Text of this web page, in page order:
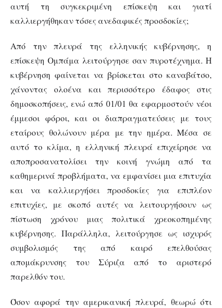
αυτή τη συγκεκριμένη επίσκεψη και γιατί
καλλιεργήθηκαν τόσες ανεδαφικές προσδοκίες;
Από την πλευρά της ελληνικής κυβέρνησης, η
επίσκεψη Ομπάμα λειτούργησε σαν πυροτέχνημα. Η
κυβέρνηση φαίνεται να βρίσκεται στο καναβάτσο,
χάνοντας ολοένα και περισσότερο έδαφος στις
δημοσκοπήσεις, ενώ από 01/01 θα εφαρμοστούν νέοι
έμμεσοι φόροι, και οι διαπραγματεύσεις με τους
εταίρους θολώνουν μέρα με την ημέρα. Μέσα σε
αυτό το κλίμα, η ελληνική πλευρά επιχείρησε να
αποπροσανατολίσει την κοινή γνώμη από τα
καθημερινά προβλήματα, να εμφανίσει μια επιτυχία
και να καλλιεργήσει προσδοκίες για επιπλέον
επιτυχίες, με σκοπό αυτές να λειτουργήσουν ως
πίστωση χρόνου μιας πολιτικά χρεοκοπημένης
κυβέρνησης. Παράλληλα, λειτούργησε ως ισχυρός
συμβολισμός της από καιρό επελθούσας
απομάκρυνσης του Σύριζα από το αριστερό
παρελθόν του.
Όσον αφορά την αμερικανική πλευρά, θεωρώ ότι